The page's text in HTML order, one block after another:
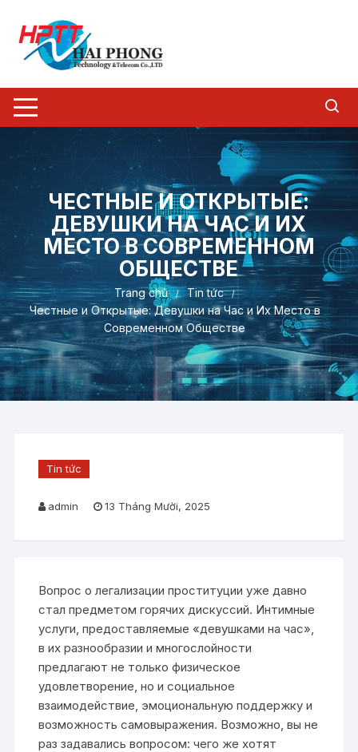
dung
ЧЕСТНЫЕ И ОТКРЫТЫЕ:
ДЕВУШКИ НА ЧАС И ИХ
МЕСТО В СОВРЕМЕННОМ
ОБЩЕСТВЕ
Trang chủ
Tin tức
Честные и Открытые: Девушки на Час и Их Место в
Современном Обществе
Tin tức
admin 13 Tháng Mười, 2025
Вопрос о легализации проституции уже давно
стал предметом горячих дискуссий. Интимные
услуги, предоставляемые «девушками на час»,
в их разнообразии и многослойности
предлагают не только физическое
удовлетворение, но и социальное
взаимодействие, эмоциональную поддержку и
возможность самовыражения. Возможно, вы не
раз задавались вопросом: чего же хотят